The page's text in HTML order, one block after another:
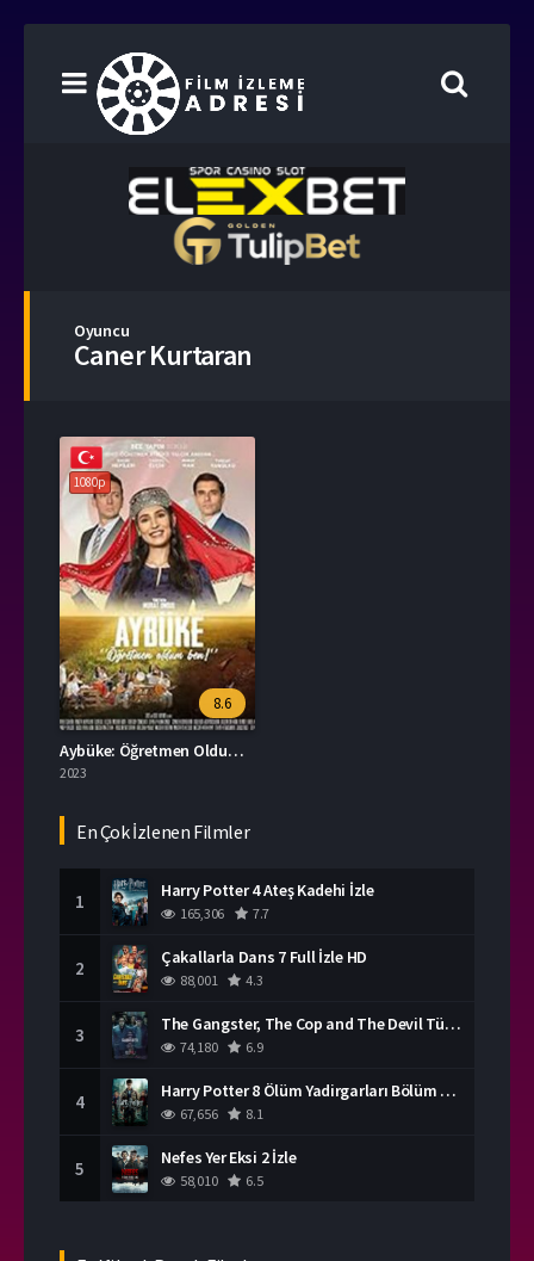
Oyuncu
Caner Kurtaran
1080p
8.6
Aybüke: Öğretmen Oldum Ben İzle
2023
En Çok İzlenen Filmler
1 Harry Potter 4 Ateş Kadehi İzle
165,306 7.7
2 Çakallarla Dans 7 Full İzle HD
88,001 4.3
3 The Gangster, The Cop and The Devil Türkçe Dublaj İzle
74,180 6.9
4 Harry Potter 8 Ölüm Yadirgarları Bölüm 2 İzle
67,656 8.1
5 Nefes Yer Eksi 2 İzle
58,010 6.5